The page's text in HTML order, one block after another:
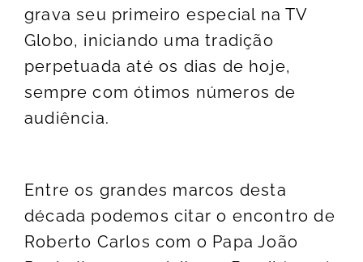
grava seu primeiro especial na TV
Globo, iniciando uma tradição
perpetuada até os dias de hoje,
sempre com ótimos números de
audiência.
Entre os grandes marcos desta
década podemos citar o encontro de
Roberto Carlos com o Papa João